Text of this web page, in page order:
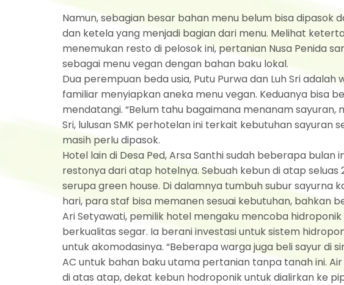
Namun, sebagian besar bahan menu belum bisa dipasok
dan ketela yang menjadi bagian dari menu. Melihat
menemukan resto di pelosok ini, pertanian Nusa Penida
sebagai menu vegan dengan bahan baku lokal.
Dua perempuan beda usia, Putu Purwa dan Luh Sri
familiar menyiapkan aneka menu vegan. Keduanya bisa
mendatangi. “Belum tahu bagaimana menanam sayuran,
Sri, lulusan SMK perhotelan ini terkait kebutuhan sayuran
masih perlu dipasok.
Hotel lain di Desa Ped, Arsa Santhi sudah beberapa
restonya dari atap hotelnya. Sebuah kebun di atap
serupa green house. Di dalamnya tumbuh subur sayurna
hari, para staf bisa memanen sesuai kebutuhan, bahkan
Ari Setyawati, pemilik hotel mengaku mencoba
berkualitas segar. Ia berani investasi untuk sistem
untuk akomodasinya. “Beberapa warga juga beli sayur di
AC untuk bahan baku utama pertanian tanpa tanah ini.
di atas atap, dekat kebun hodroponik untuk dialirkan ke